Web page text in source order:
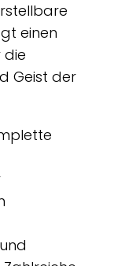
einen
die
Geist der